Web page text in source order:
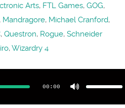
Arts, FTL Games, GOG,
Mandragore, Michael Cranford,
, Questron, Rogue, Schneider
,Wizardry 4
00:00
Pfeiltasten
um
zu